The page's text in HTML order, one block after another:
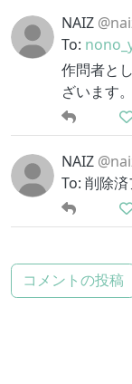
NAIZ
To:
作問者と
ざいます。
NAIZ
To: 削除
コメントの投稿